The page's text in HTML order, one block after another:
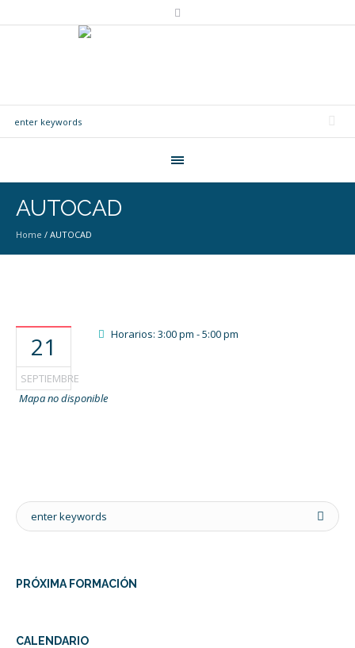
AUTOCAD
Home / AUTOCAD
21
SEPTIEMBRE
Horarios: 3:00 pm - 5:00 pm
Mapa no disponible
PRÓXIMA FORMACIÓN
CALENDARIO